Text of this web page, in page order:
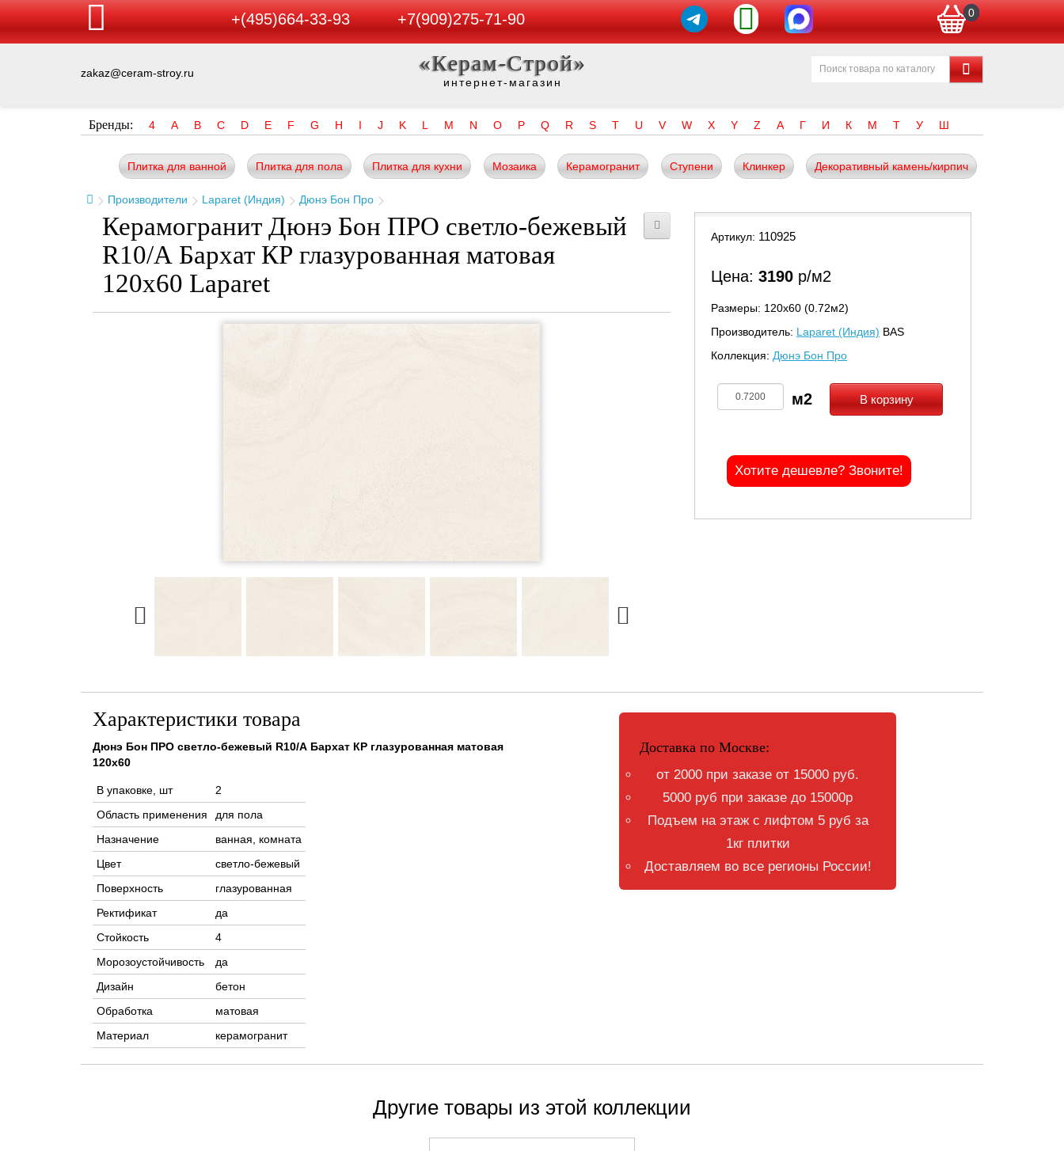
+(495)664-33-93 +7(909)275-71-90 0
zakaz@ceram-stroy.ru «Керам-Строй»
интернет-магазин
Бренды: 4 A B C D E F G H I J K L M N O P Q R S T U V W X Y Z А Г И К М Т У Ш
Плитка для ванной Плитка для пола Плитка для кухни Мозаика Керамогранит Ступени Клинкер Декоративный камень/кирпич
Производители Laparet (Индия) Дюнэ Бон Про
Керамогранит Дюнэ Бон ПРО светло-бежевый
R10/А Бархат КР глазурованная матовая
120x60 Laparet
Артикул: 110925
Цена: 3190 р/м2
Размеры: 120х60 (0.72м2)
Производитель: Laparet (Индия) BAS
Коллекция: Дюнэ Бон Про
В корзину
Хотите дешевле? Звоните!
Характеристики товара
Дюнэ Бон ПРО светло-бежевый R10/А Бархат КР глазурованная матовая
120x60
В упаковке, шт
2
Область применения
для пола
Назначение
ванная, комната
Цвет
светло-бежевый
Поверхность
глазурованная
Ректификат
да
Стойкость
4
Морозоустойчивость
да
Дизайн
бетон
Обработка
матовая
Материал
керамогранит
Доставка по Москве:
от 2000 при заказе от 15000 руб.
5000 руб при заказе до 15000р
Подъем на этаж с лифтом 5 руб за
1кг плитки
Доставляем во все регионы России!
Другие товары из этой коллекции